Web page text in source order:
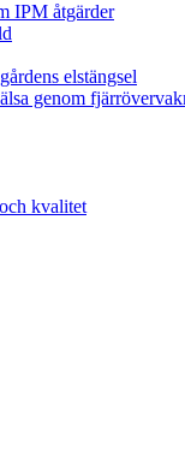
IPM åtgärder
elstängsel
genom
kvalitet